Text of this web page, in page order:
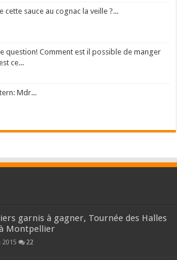
cette sauce au cognac la veille ?...
question! Comment est il possible de manger
ce...
Mdr...
garnis à gagner, Tournée des Halles
Montpellier
2015 22